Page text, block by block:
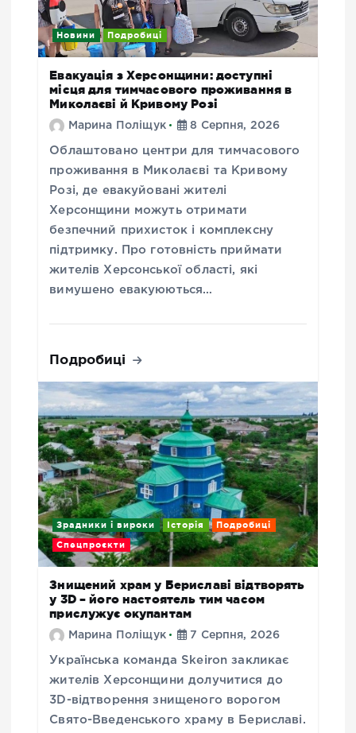
Новини Подробиці
Евакуація з Херсонщини: доступні
місця для тимчасового проживання в
Миколаєві й Кривому Розі
Марина Поліщук 8 Серпня, 2026
Облаштовано центри для тимчасового
проживання в Миколаєві та Кривому
Розі, де евакуйовані жителі
Херсонщини можуть отримати
безпечний прихисток і комплексну
підтримку. Про готовність приймати
жителів Херсонської області, які
вимушено евакуюються…
Подробиці
Зрадники і вироки Історія Подробиці
Спецпроєкти
Знищений храм у Бериславі відтворять
у 3D – його настоятель тим часом
прислужує окупантам
Марина Поліщук 7 Серпня, 2026
Українська команда Skeiron закликає
жителів Херсонщини долучитися до
3D-відтворення знищеного ворогом
Свято-Введенського храму в Бериславі.